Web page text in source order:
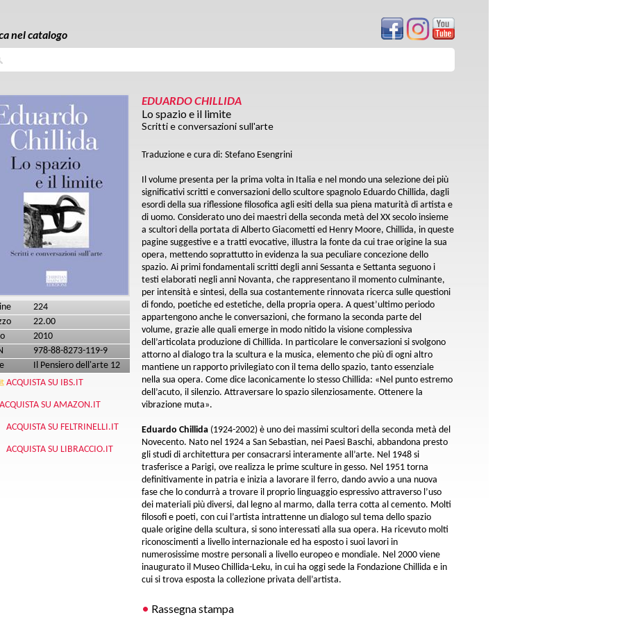
nel catalogo
224
22.00
2010
978-88-8273-119-9
Il Pensiero dell'arte 12
ACQUISTA SU IBS.IT
ACQUISTA SU AMAZON.IT
ACQUISTA SU FELTRINELLI.IT
ACQUISTA SU LIBRACCIO.IT
EDUARDO CHILLIDA
Lo spazio e il limite
Scritti e conversazioni sull'arte
Traduzione e cura di: Stefano Esengrini
Il volume presenta per la prima volta in Italia e nel mondo una selezione dei più
significativi scritti e conversazioni dello scultore spagnolo Eduardo Chillida, dagli
esordi della sua riflessione filosofica agli esiti della sua piena maturità di artista e
di uomo. Considerato uno dei maestri della seconda metà del XX secolo insieme
a scultori della portata di Alberto Giacometti ed Henry Moore, Chillida, in queste
pagine suggestive e a tratti evocative, illustra la fonte da cui trae origine la sua
opera, mettendo soprattutto in evidenza la sua peculiare concezione dello
spazio. Ai primi fondamentali scritti degli anni Sessanta e Settanta seguono i
testi elaborati negli anni Novanta, che rappresentano il momento culminante,
per intensità e sintesi, della sua costantemente rinnovata ricerca sulle questioni
di fondo, poetiche ed estetiche, della propria opera. A quest’ultimo periodo
appartengono anche le conversazioni, che formano la seconda parte del
volume, grazie alle quali emerge in modo nitido la visione complessiva
dell’articolata produzione di Chillida. In particolare le conversazioni si svolgono
attorno al dialogo tra la scultura e la musica, elemento che più di ogni altro
mantiene un rapporto privilegiato con il tema dello spazio, tanto essenziale
nella sua opera. Come dice laconicamente lo stesso Chillida: «Nel punto estremo
dell’acuto, il silenzio. Attraversare lo spazio silenziosamente. Ottenere la
vibrazione muta».
​Eduardo Chillida (1924-2002) è uno dei massimi scultori della seconda metà del
Novecento. Nato nel 1924 a San Sebastian, nei Paesi Baschi, abbandona presto
gli studi di architettura per consacrarsi interamente all’arte. Nel 1948 si
trasferisce a Parigi, ove realizza le prime sculture in gesso. Nel 1951 torna
definitivamente in patria e inizia a lavorare il ferro, dando avvio a una nuova
fase che lo condurrà a trovare il proprio linguaggio espressivo attraverso l’uso
dei materiali più diversi, dal legno al marmo, dalla terra cotta al cemento. Molti
filosofi e poeti, con cui l’artista intrattenne un dialogo sul tema dello spazio
quale origine della scultura, si sono interessati alla sua opera. Ha ricevuto molti
riconoscimenti a livello internazionale ed ha esposto i suoi lavori in
numerosissime mostre personali a livello europeo e mondiale. Nel 2000 viene
inaugurato il Museo Chillida-Leku, in cui ha oggi sede la Fondazione Chillida e in
cui si trova esposta la collezione privata dell’artista.
Rassegna stampa